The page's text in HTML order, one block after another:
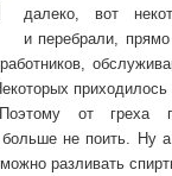
далеко, вот
и перебрали,
приходилось
от греха
не поить. Ну
разливать